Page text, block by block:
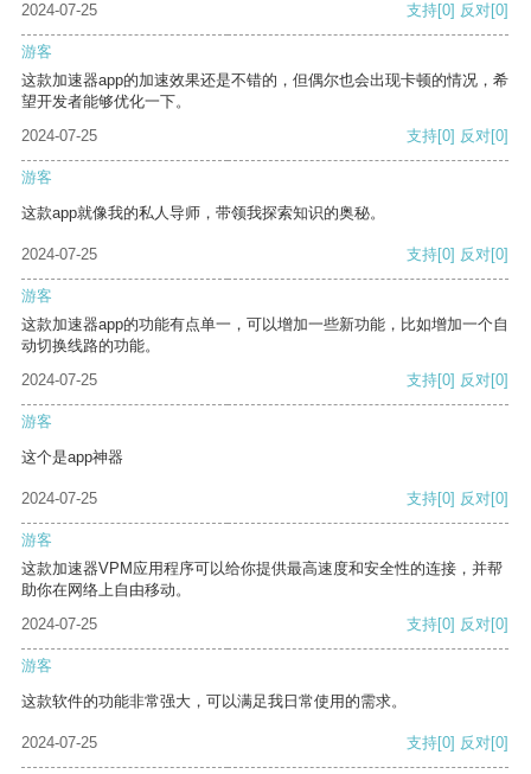
2024-07-25 支持[0] 反对[0]
游客
这款加速器app的加速效果还是不错的，但偶尔也会出现卡顿的情况，希
望开发者能够优化一下。
2024-07-25
支持[0] 反对[0]
游客
这款app就像我的私人导师，带领我探索知识的奥秘。
2024-07-25 支持[0] 反对[0]
游客
这款加速器app的功能有点单一，可以增加一些新功能，比如增加一个自
动切换线路的功能。
2024-07-25
支持[0] 反对[0]
游客
这个是app神器
2024-07-25 支持[0] 反对[0]
游客
这款加速器VPM应用程序可以给你提供最高速度和安全性的连接，并帮
助你在网络上自由移动。
2024-07-25
支持[0] 反对[0]
游客
这款软件的功能非常强大，可以满足我日常使用的需求。
2024-07-25 支持[0] 反对[0]